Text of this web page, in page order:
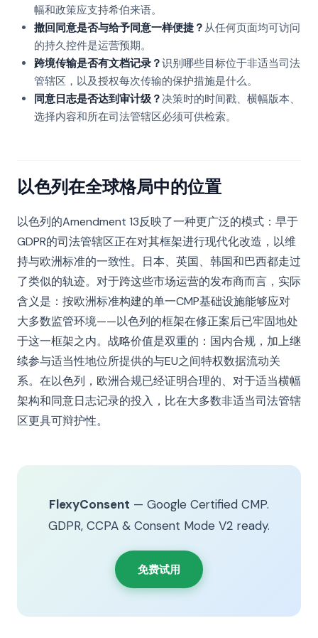
幅和政策应支持希伯来语。
撤回同意是否与给予同意一样便捷？从任何页面均可访问
的持久控件是运营预期。
跨境传输是否有文档记录？识别哪些目标位于非适当司法
管辖区，以及授权每次传输的保护措施是什么。
同意日志是否达到审计级？决策时的时间戳、横幅版本、
选择内容和所在司法管辖区必须可供检索。
以色列在全球格局中的位置
以色列的Amendment 13反映了一种更广泛的模式：早于
GDPR的司法管辖区正在对其框架进行现代化改造，以维
持与欧洲标准的一致性。日本、英国、韩国和巴西都走过
了类似的轨迹。对于跨这些市场运营的发布商而言，实际
含义是：按欧洲标准构建的单一CMP基础设施能够应对
大多数监管环境——以色列的框架在修正案后已牢固地处
于这一框架之内。战略价值是双重的：国内合规，加上继
续参与适当性地位所提供的与EU之间特权数据流动关
系。在以色列，欧洲合规已经证明合理的、对于适当横幅
架构和同意日志记录的投入，比在大多数非适当司法管辖
区更具可辩护性。
FlexyConsent — Google Certified CMP.
GDPR, CCPA & Consent Mode V2 ready.
免费试用